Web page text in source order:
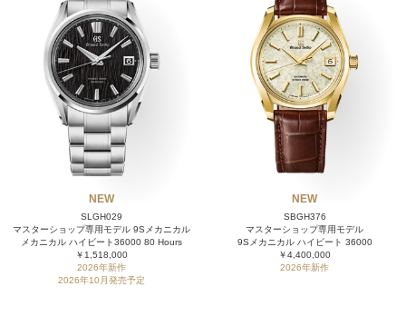
NEW
SLGH029
マスターショップ専用モデル 9Sメカニカル
メカニカル ハイビート36000 80 Hours
￥1,518,000
2026年新作
2026年10月発売予定
NEW
SBGH376
マスターショップ専用モデル
9Sメカニカル ハイビート 36000
￥4,400,000
2026年新作